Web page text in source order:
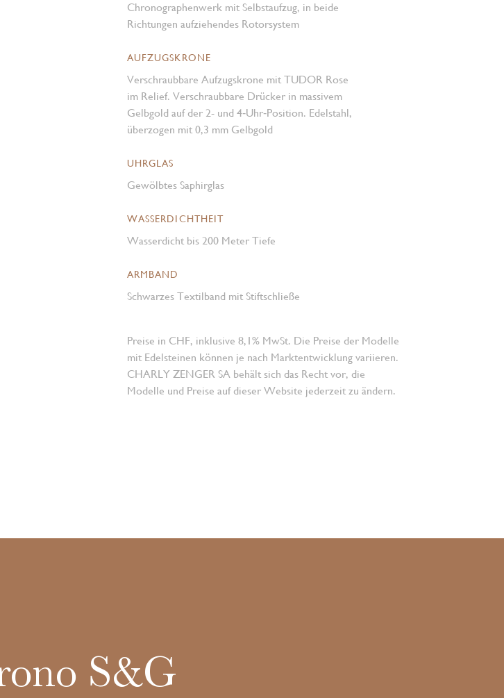
Chronographenwerk mit Selbstaufzug, in beide
Richtungen aufziehendes Rotorsystem
AUFZUGSKRONE
Verschraubbare Aufzugskrone mit TUDOR Rose
im Relief. Verschraubbare Drücker in massivem
Gelbgold auf der 2- und 4‑Uhr‑Position. Edelstahl,
überzogen mit 0,3 mm Gelbgold
UHRGLAS
Gewölbtes Saphirglas
WASSERDICHTHEIT
Wasserdicht bis 200 Meter Tiefe
ARMBAND
Schwarzes Textilband mit Stiftschließe
Preise in CHF, inklusive 8,1% MwSt. Die Preise der Modelle
mit Edelsteinen können je nach Marktentwicklung variieren.
CHARLY ZENGER SA behält sich das Recht vor, die
Modelle und Preise auf dieser Website jederzeit zu ändern.
S&G